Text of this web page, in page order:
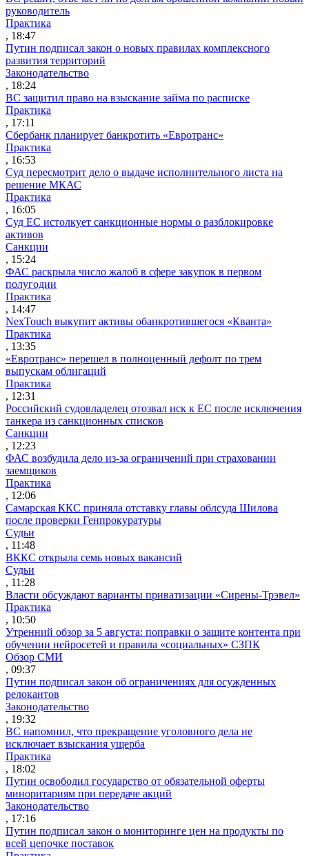
руководитель
Практика
, 18:47
Путин подписал закон о новых правилах комплексного
развития территорий
Законодательство
, 18:24
ВС защитил право на взыскание займа по расписке
Практика
, 17:11
Сбербанк планирует банкротить «Евротранс»
Практика
, 16:53
Суд пересмотрит дело о выдаче исполнительного листа на
решение МКАС
Практика
, 16:05
Суд ЕС истолкует санкционные нормы о разблокировке
активов
Санкции
, 15:24
ФАС раскрыла число жалоб в сфере закупок в первом
полугодии
Практика
, 14:47
NexTouch выкупит активы обанкротившегося «Кванта»
Практика
, 13:35
«Евротранс» перешел в полноценный дефолт по трем
выпускам облигаций
Практика
, 12:31
Российский судовладелец отозвал иск к ЕС после исключения
танкера из санкционных списков
Санкции
, 12:23
ФАС возбудила дело из-за ограничений при страховании
заемщиков
Практика
, 12:06
Самарская ККС приняла отставку главы облсуда Шилова
после проверки Генпрокуратуры
Судьи
, 11:48
ВККС открыла семь новых вакансий
Судьи
, 11:28
Власти обсуждают варианты приватизации «Сирены-Трэвел»
Практика
, 10:50
Утренний обзор за 5 августа: поправки о защите контента при
обучении нейросетей и правила «социальных» СЗПК
Обзор СМИ
, 09:37
Путин подписал закон об ограничениях для осужденных
релокантов
Законодательство
, 19:32
ВС напомнил, что прекращение уголовного дела не
исключает взыскания ущерба
Практика
, 18:02
Путин освободил государство от обязательной оферты
миноритариям при передаче акций
Законодательство
, 17:16
Путин подписал закон о мониторинге цен на продукты по
всей цепочке поставок